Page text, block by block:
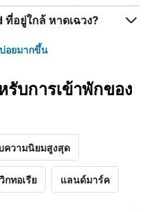
อยู่ใกล้ หาดเฉวง?
อยมากขึ้น
บการเข้าพักของ
ความนิยมสูงสุด
กทอเรีย แลนด์มาร์ค